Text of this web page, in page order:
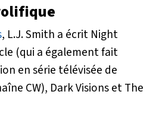
, L.J. Smith a écrit Night
(qui a également fait
en série télévisée de
CW), Dark Visions et The